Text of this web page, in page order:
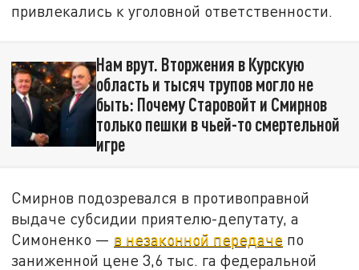
привлекались к уголовной ответственности.
Нам врут. Вторжения в Курскую
область и тысяч трупов могло не
быть: Почему Старовойт и Смирнов
только пешки в чьей-то смертельной
игре
Смирнов подозревался в противоправной
выдаче субсидии приятелю-депутату, а
Симоненко — в незаконной передаче по
заниженной цене 3,6 тыс. га федеральной